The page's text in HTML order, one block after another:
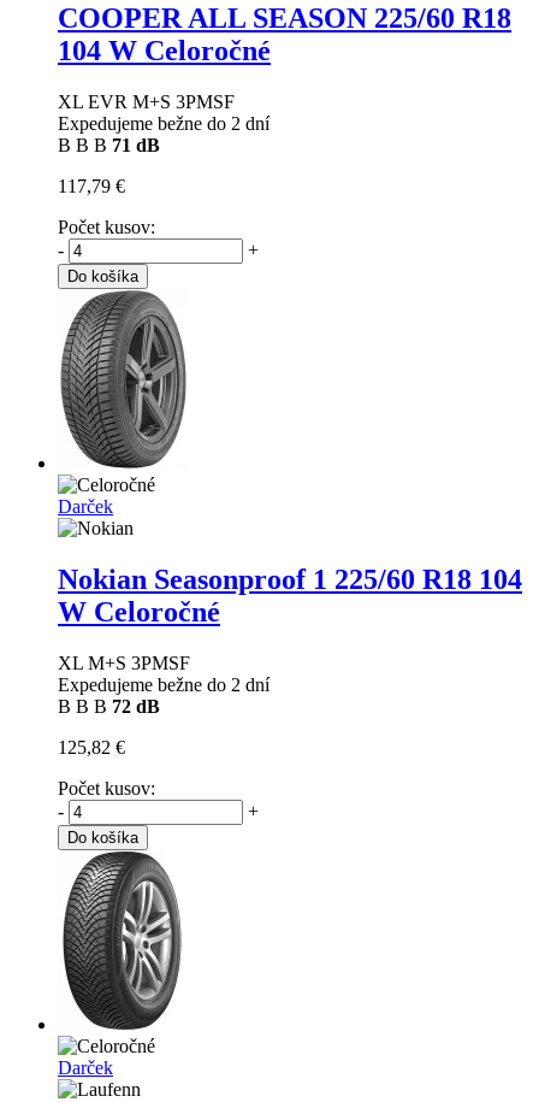
COOPER ALL SEASON 225/60 R18
104 W Celoročné
XL EVR M+S 3PMSF
Expedujeme bežne do 2 dní
B B B 71 dB
117,79 €
Počet kusov:
-
+
Do košíka
Darček
Nokian Seasonproof 1 225/60 R18 104
W Celoročné
XL M+S 3PMSF
Expedujeme bežne do 2 dní
B B B 72 dB
125,82 €
Počet kusov:
-
+
Do košíka
Darček